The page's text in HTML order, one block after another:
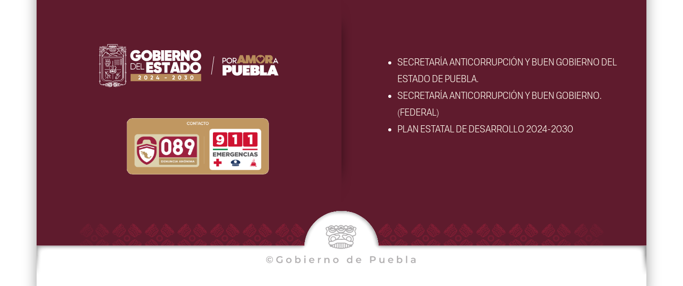
SECRETARÍA ANTICORRUPCIÓN Y BUEN GOBIERNO DEL
ESTADO DE PUEBLA.
SECRETARÍA ANTICORRUPCIÓN Y BUEN GOBIERNO.
(FEDERAL)
PLAN ESTATAL DE DESARROLLO 2024-2030